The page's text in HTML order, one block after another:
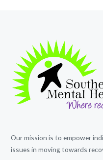
Our mission is to empower
issues in moving towards